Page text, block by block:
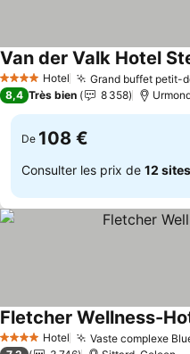
4 Étoiles Hotel Grand buffet petit-
Van der Valk Hotel
8,4 Très bien 8 358
De 108 €
Consulter les prix de 12 sites
4 Étoiles Hotel Vaste complexe
Fletcher Wellness-